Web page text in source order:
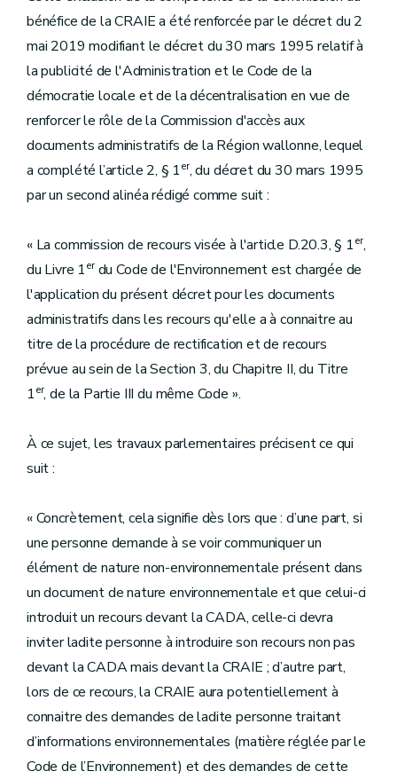
bénéfice de la CRAIE a été renforcée par le décret du 2
mai 2019 modifiant le décret du 30 mars 1995 relatif à
la publicité de l'Administration et le Code de la
démocratie locale et de la décentralisation en vue de
renforcer le rôle de la Commission d'accès aux
documents administratifs de la Région wallonne, lequel
a complété l’article 2, § 1er, du décret du 30 mars 1995
par un second alinéa rédigé comme suit :
« La commission de recours visée à l'article D.20.3, § 1er,
du Livre 1erdu Code de l'Environnement est chargée de
l'application du présent décret pour les documents
administratifs dans les recours qu'elle a à connaitre au
titre de la procédure de rectification et de recours
prévue au sein de la Section 3, du Chapitre II, du Titre
1er, de la Partie III du même Code ».
À ce sujet, les travaux parlementaires précisent ce qui
suit :
« Concrètement, cela signifie dès lors que : d’une part, si
une personne demande à se voir communiquer un
élément de nature non-environnementale présent dans
un document de nature environnementale et que celui-ci
introduit un recours devant la CADA, celle-ci devra
inviter ladite personne à introduire son recours non pas
devant la CADA mais devant la CRAIE ; d’autre part,
lors de ce recours, la CRAIE aura potentiellement à
connaitre des demandes de ladite personne traitant
d’informations environnementales (matière réglée par le
Code de l’Environnement) et des demandes de cette